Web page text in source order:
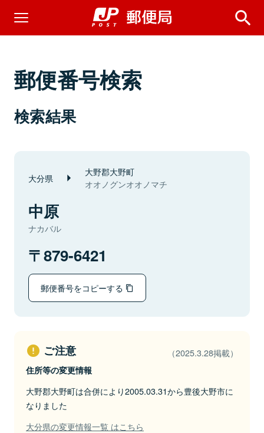
郵便番号検索
検索結果
大分県 大野郡大野町
オオノグンオオノマチ
中原
ナカバル
879-6421
郵便番号をコピーする
ご注意 （2025.3.28掲載）
住所等の変更情報
大野郡大野町は合併により2005.03.31から豊後大野市に
なりました
大分県の変更情報一覧 はこちら